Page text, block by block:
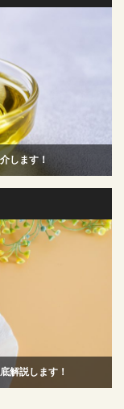
します！
解説します！